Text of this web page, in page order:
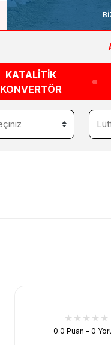
KATALİTİK
KONVERTÖR
0.0 Puan - 0